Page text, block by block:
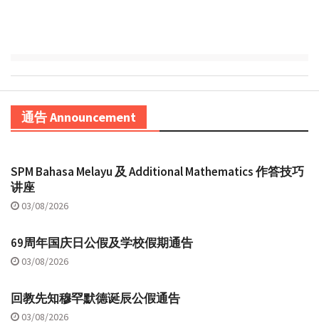
通告 Announcement
SPM Bahasa Melayu 及 Additional Mathematics 作答技巧
讲座
03/08/2026
69周年国庆日公假及学校假期通告
03/08/2026
回教先知穆罕默德诞辰公假通告
03/08/2026